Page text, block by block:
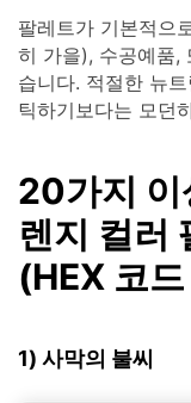
팔레트가 기본적으
히 가을), 수공예품,
습니다. 적절한 뉴
틱하기보다는 모던
20가지 이
렌지 컬러
(HEX 코
1) 사막의 불씨